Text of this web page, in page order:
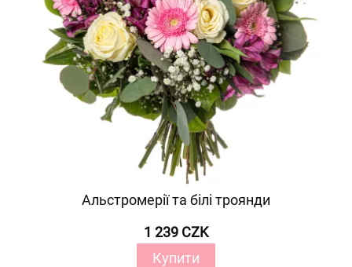
Альстромерії та білі троянди
1 239 CZK
Купити